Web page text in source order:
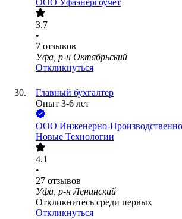
ООО Уфаэнергоучет
3.7
•
7 отзывов
Уфа, р-н Октябрьский
Откликнуться
Главный бухгалтер
Опыт 3-6 лет
ООО Инженерно-
Новые Технологии
4.1
•
27 отзывов
Уфа, р-н Ленинский
Откликнитесь среди первых
Откликнуться